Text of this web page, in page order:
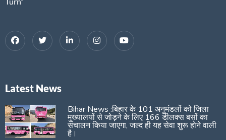
Latest News
Bihar News :बिहार के 101 अनुमंडलों को जिला
मुख्यालयों से जोड़ने के लिए 166 डीलक्स बसों का
संचालन किया जाएगा, जल्द ही यह सेवा शुरू होने वाली
है।